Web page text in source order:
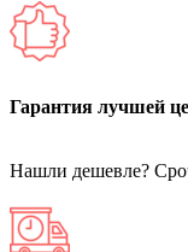
Гарантия лучшей
Нашли дешевле?